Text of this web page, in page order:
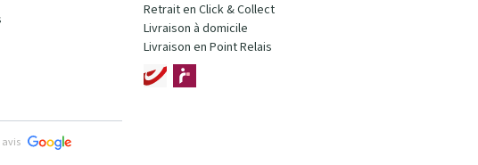
avis
Retrait en Click & Collect
Livraison à domicile
Livraison en Point Relais